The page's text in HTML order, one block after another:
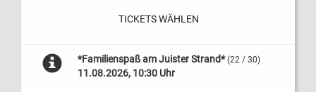
TICKETS WÄHLEN
*Familienspaß am Juister Strand* (22 / 30)
11.08.2026, 10:30 Uhr